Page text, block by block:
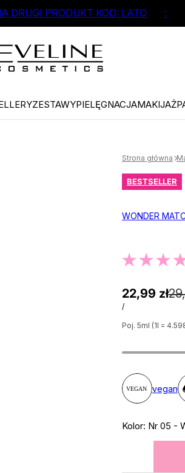
DRUGI PRODUKT KOD: LATO :
ZESTAWYPIELĘGNACJAMAKIJAŻ
Strona główna
BESTSELLER
WONDER
22,99 zł
/
Poj. 5ml (1l =
vegan
Kolor: Nr 05 -